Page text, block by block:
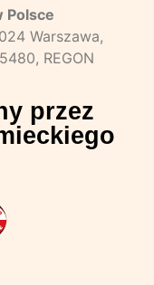
Polsce
Warszawa,
REGON
przez